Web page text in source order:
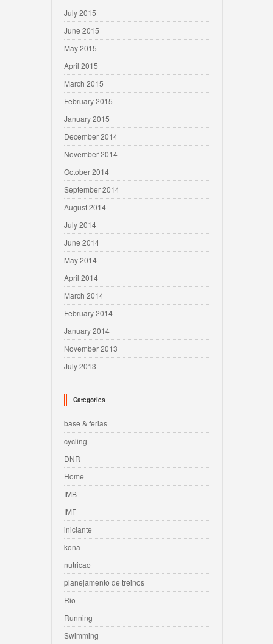
July 2015
June 2015
May 2015
April 2015
March 2015
February 2015
January 2015
December 2014
November 2014
October 2014
September 2014
August 2014
July 2014
June 2014
May 2014
April 2014
March 2014
February 2014
January 2014
November 2013
July 2013
Categories
base & ferias
cycling
DNR
Home
IMB
IMF
iniciante
kona
nutricao
planejamento de treinos
Rio
Running
Swimming